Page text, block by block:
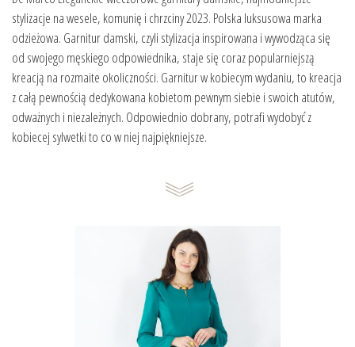
stylizacje na wesele, komunię i chrzciny 2023. Polska luksusowa marka
odzieżowa. Garnitur damski, czyli stylizacja inspirowana i wywodząca się
od swojego męskiego odpowiednika, staje się coraz popularniejszą
kreacją na rozmaite okoliczności. Garnitur w kobiecym wydaniu, to kreacja
z całą pewnością dedykowana kobietom pewnym siebie i swoich atutów,
odważnych i niezależnych. Odpowiednio dobrany, potrafi wydobyć z
kobiecej sylwetki to co w niej najpiękniejsze.